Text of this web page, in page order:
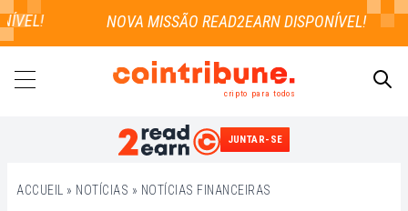
cripto para todos
JUNTAR-SE
ACCUEIL » NOTÍCIAS » NOTÍCIAS FINANCEIRAS